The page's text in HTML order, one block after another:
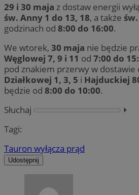
29 i 30 maja z dostaw energii
św. Anny 1 do 13, 18, a także
godzinach od 8:00 do 16:00.
We wtorek, 30 maja nie będzie
Węglowej 7, 9 i 11 od 7:00 do
pod znakiem przerwy w dostawie
Działkowej 1, 3, 5 i Hajduckiej
będzie od 8:00 do 10:00.
Słuchaj
⏵︎
Tagi:
Tauron wyłącza prąd
Udostępnij